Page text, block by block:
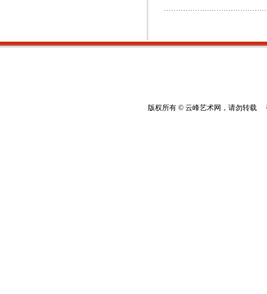
版权所有 © 云峰艺术网，请勿转载